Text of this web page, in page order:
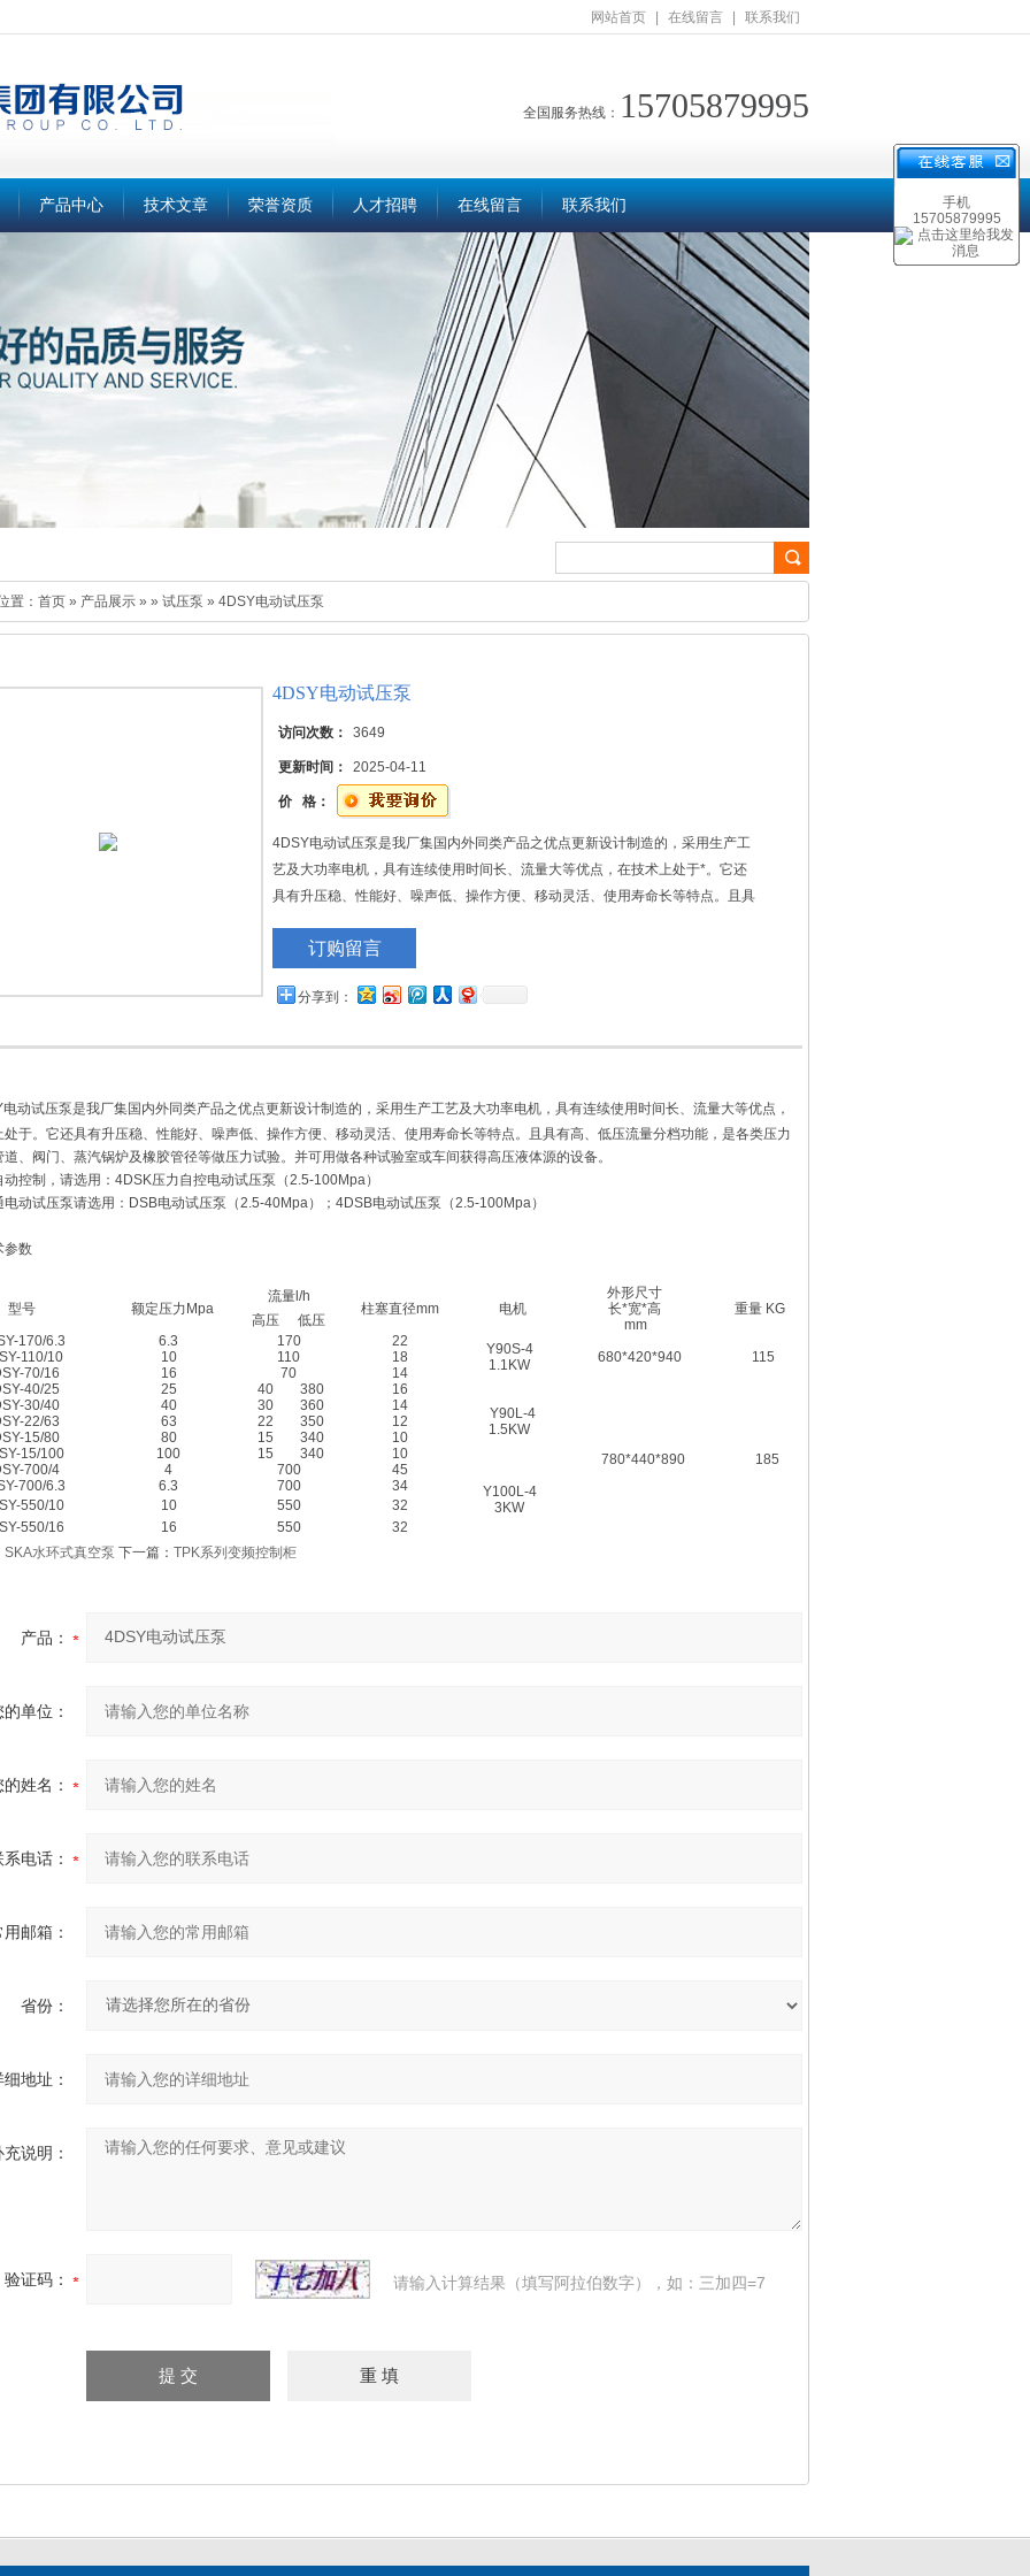
网站首页 在线留言 联系我们
全国服务热线： 15705879995
产品中心 技术文章 荣誉资质 人才招聘 在线留言 联系我们
置： 首页 » 产品展示 » » 试压泵 » 4DSY电动试压泵
4DSY电动试压泵
访问次数： 3649
更新时间： 2025-04-11
价 格：
4DSY电动试压泵是我厂集国内外同类产品之优点更新设计制造的，采用生产工
艺及大功率电机，具有连续使用时间长、流量大等优点，在技术上处于*。它还
具有升压稳、性能好、噪声低、操作方便、移动灵活、使用寿命长等特点。且具
等做压力试验。并可用做各种试验室或车间获得高压液体源的设备。
订购留言
分享到：
动试压泵是我厂集国内外同类产品之优点更新设计制造的，采用生产工艺及大功率电机，具有连续使用时间长、流量大等优点，
处于。它还具有升压稳、性能好、噪声低、操作方便、移动灵活、使用寿命长等特点。且具有高、低压流量分档功能，是各类压力
道、阀门、蒸汽锅炉及橡胶管径等做压力试验。并可用做各种试验室或车间获得高压液体源的设备。
动控制，请选用：4DSK压力自控电动试压泵（2.5-100Mpa）
电动试压泵请选用：DSB电动试压泵（2.5-40Mpa）；4DSB电动试压泵（2.5-100Mpa）
参数
型号 额定压力Mpa
流量l/h
柱塞直径mm 电机
外形尺寸
长*宽*高
mm
重量 KG
高压
低压
170/6.3
6.3 170 22
Y90S-4
1.1KW
680*420*940 115
110/10 10 110
18
70/16
16 70
14
40/25
25 40 380
16
Y90L-4
1.5KW
780*440*890
185
30/40 40 30 360
14
22/63
63 22 350
12
15/80
80 15 340
10
15/100
100 15 340
10
700/4
4 700
45
Y100L-4
3KW
700/6.3 6.3 700
34
550/10
10 550
32
550/16
16 550
32
SKA水环式真空泵 下一篇： TPK系列变频控制柜
产品：
的单位：
的姓名：
系电话：
用邮箱：
省份：
细地址：
充说明：
验证码： 请输入计算结果（填写阿拉伯数字），如：三加四=7
手机
15705879995